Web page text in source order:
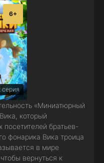
серия
6+
«Миниатюрный
который
посетителей братьев-
фонарика Вика троица
в мире
вернуться к